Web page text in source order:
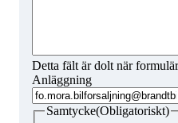
Detta fält är dolt när
Anläggning
Samtycke(Obligatoriskt)